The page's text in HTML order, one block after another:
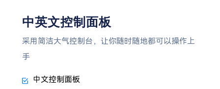
中英文控制面板
采用简洁大气控制台，让你随时随地都可以操作上
手
中文控制面板